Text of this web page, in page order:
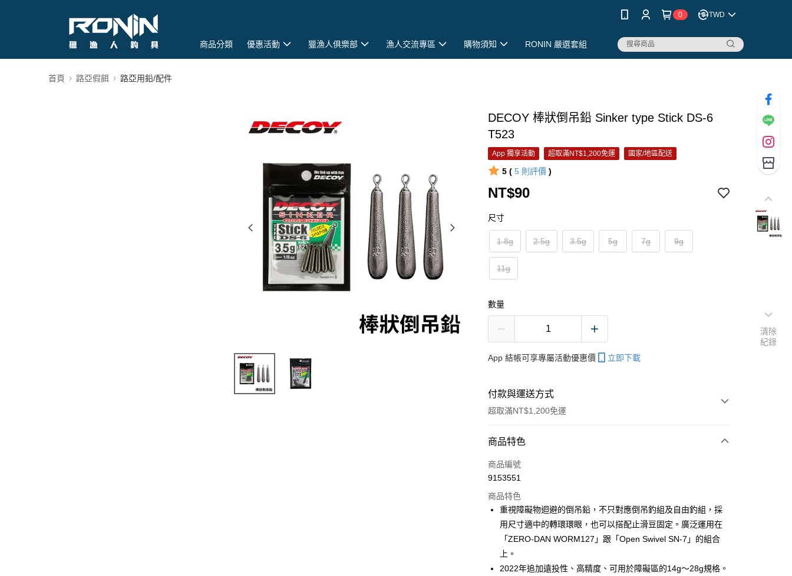
0 TWD
商品分類 優惠活動 獵漁人俱樂部 漁人交流專區 購物須知 RONIN 嚴選套組
首頁 路亞假餌 路亞用鉛/配件
DECOY 棒狀倒吊鉛 Sinker type Stick DS-6
T523
App 獨享活動 超取滿NT$1,200免運 國家/地區配送
5 ( 5 則評價 )
NT$90
尺寸
1.8g 2.5g 3.5g 5g 7g 9g
11g
數量
App 結帳可享專屬活動優惠價 立即下載
付款與運送方式
超取滿NT$1,200免運
付款方式
信用卡一次付款
3 期 0 利率 每期 NT$30 21家銀行
合作金庫商業銀行
第一商業銀行
華南商業銀行
彰化商業銀行
國泰世華商業銀行
臺灣中小企業銀行
台中商業銀行
超商取貨付款
街口支付
商品特色
商品編號
9153551
商品特色
重視障礙物迴避的倒吊鉛，不只對應倒吊釣組及自由釣組，採
用尺寸適中的轉環環眼，也可以搭配止滑豆固定。廣泛運用在
「ZERO-DAN WORM127」跟「Open Swivel SN-7」的組合
上。
2022年追加遠投性、高精度、可用於障礙區的14g～28g規格。
清除
紀錄